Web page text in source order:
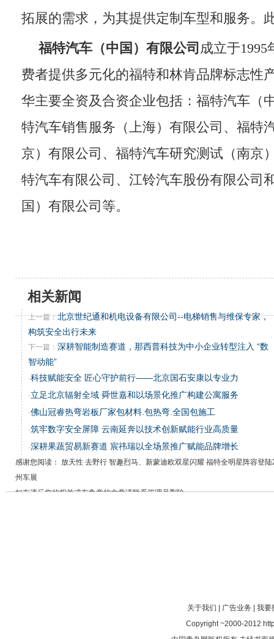
拓展的需求，为其提供定制车型和服务。
福特汽车（中国）有限公司 成立于1995
费者提供多元化的福特和林肯品牌标志性
华主要全资及合资企业包括：福特汽车（
特汽车销售服务（上海）有限公司、福特
京）有限公司、福特汽车研究测试（南京
特汽车有限公司、江铃汽车股份有限公司
国）有限公司等。
相关新闻
上一篇：北京世纪通和机电设备有限公司--电梯销售与维保专家，
构筑安全出行未来
下一篇： 深耕智能制造赛道，那西普科技为中小企业转型注入 “数
智动能”
·科技赋能安全 匠心守护前行——北京国石安康以专业力
·立足北京辐射全域 舜世嘉和以场景化推广构建公寓服务
·佛山冠睿热弯岩板厂家包材料.包热弯.全国包施工
·筑牢数字安全屏障 云南延奔以技术创新赋能行业高质量
·深耕果蔬贸易新赛道 宸祎瑞以全场景推广赋能品牌增长
感谢您阅读： 放天性 去野行 智趣烈马、新蒙迪欧双星闪耀 福特全明星阵容登
州车展
如有违反您的权益或有争意的文章请联系管理员删除
关于我们 广告业务
我要
Copyright ~2000-2012